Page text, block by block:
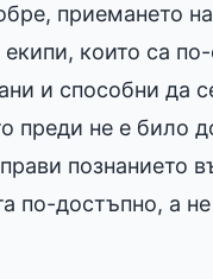
приемането
които са
и способни да
преди не е било
познанието
по-достъпно, а